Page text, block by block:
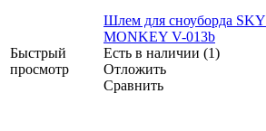
Быстрый
просмотр
Шлем для сноуборда SKY
MONKEY V-013b
Есть в наличии (1)
Отложить
Сравнить